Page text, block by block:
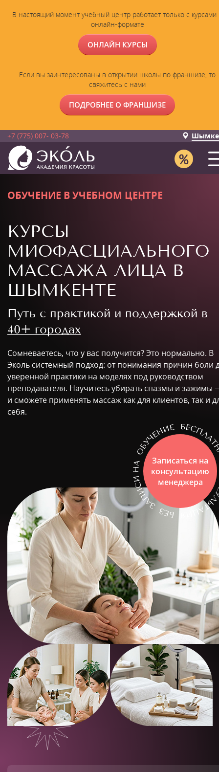
В настоящий момент учебный центр работает только с курсами
онлайн-формате
ОНЛАЙН КУРСЫ
Если вы заинтересованы в открытии школы по франшизе, то
свяжитесь с нами
ПОДРОБНЕЕ О ФРАНШИЗЕ
+7 (775) 007- 03-78
ОБУЧЕНИЕ В УЧЕБНОМ ЦЕНТРЕ
КУРСЫ
МИОФАСЦИАЛЬНОГО
МАССАЖА ЛИЦА В
ШЫМКЕНТЕ
Путь с практикой и поддержкой в
40+ городах
Сомневаетесь, что у вас получится? Это нормально. В
Эколь системный подход: от понимания причин боли
уверенной практики на моделях под руководством
преподавателя. Научитесь убирать спазмы и зажимы
и сможете применять массаж как для клиентов, так и
себя.
Записаться на
консультацию
менеджера